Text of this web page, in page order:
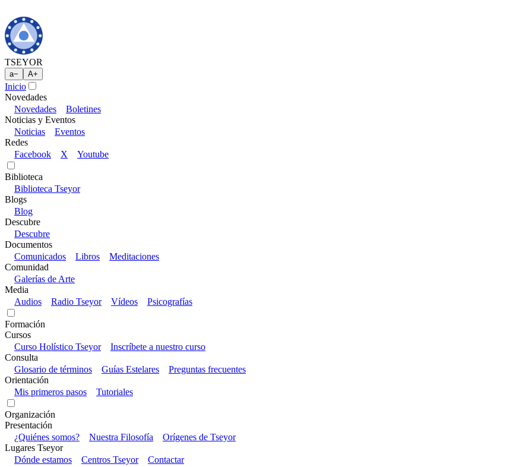
TSEYOR
a− A+
Inicio
Novedades
Novedades
Boletines
Noticias y Eventos
Noticias
Eventos
Redes
Facebook
X Youtube
Biblioteca
Biblioteca Tseyor
Blogs
Blog
Descubre
Descubre
Documentos
Comunicados
Libros
Meditaciones
Comunidad
Galerías de Arte
Media
Audios
Radio Tseyor Vídeos Psicografías
Formación
Cursos
Curso Holístico Tseyor
Inscríbete a nuestro curso
Consulta
Glosario de términos
Guías Estelares
Preguntas frecuentes
Orientación
Mis primeros pasos
Tutoriales
Organización
Presentación
¿Quiénes somos?
Nuestra Filosofía
Orígenes de Tseyor
Lugares Tseyor
Dónde estamos
Centros Tseyor
Contactar